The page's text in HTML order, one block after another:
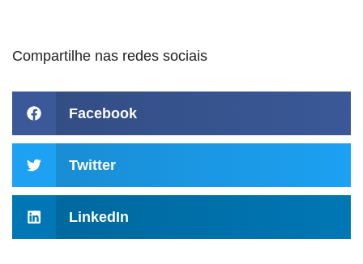
Compartilhe nas redes sociais
Facebook
Twitter
LinkedIn